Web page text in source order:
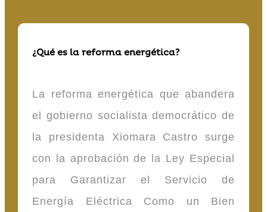
¿Qué es la reforma energética?
La reforma energética que abandera
el gobierno socialista democrático de
la presidenta Xiomara Castro surge
con la aprobación de la Ley Especial
para Garantizar el Servicio de
Energía Eléctrica Como un Bien